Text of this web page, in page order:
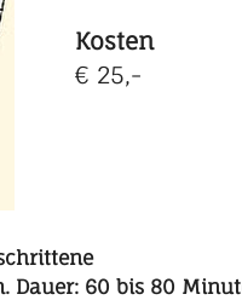
Kosten
€ 25,-
Dauer: 60 bis 80